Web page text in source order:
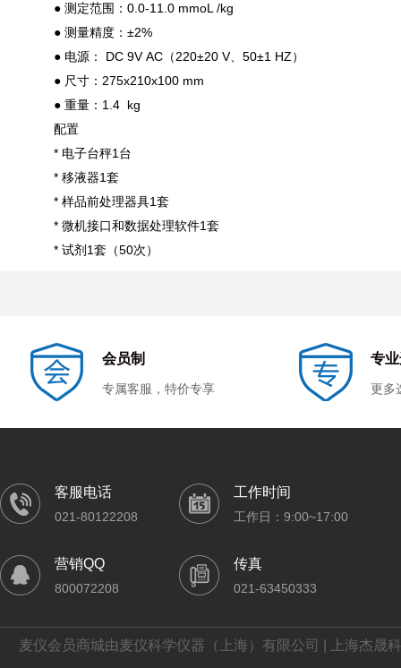
● 测定范围：0.0-11.0 mmoL /kg
● 测量精度：±2%
● 电源： DC 9V AC（220±20 V、50±1 HZ）
● 尺寸：275x210x100 mm
● 重量：1.4 kg
配置
* 电子台秤1台
* 移液器1套
* 样品前处理器具1套
* 微机接口和数据处理软件1套
* 试剂1套（50次）
会员制
专属客服，特价专享
专
更多
客服电话
021-80122208
工作时间
工作日：9:00~17:00
营销QQ
800072208
传真
021-63450333
麦仪会员商城由麦仪科学仪器（上海）有限公司 | 上海杰